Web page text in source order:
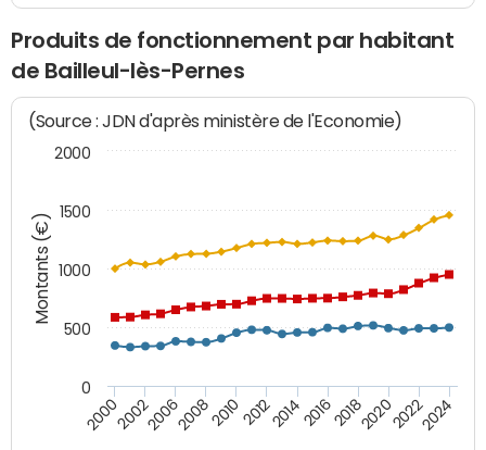
Produits de fonctionnement par habitant
de Bailleul-lès-Pernes
Montants (€)
(Source : JDN d'après ministère de l'Economie)
200020022006200820102012201420162018202020222024
0
500
1000
1500
2000